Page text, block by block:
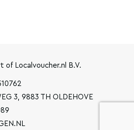
of Localvoucher.nl B.V.
3, 9883 TH OLDEHOVE